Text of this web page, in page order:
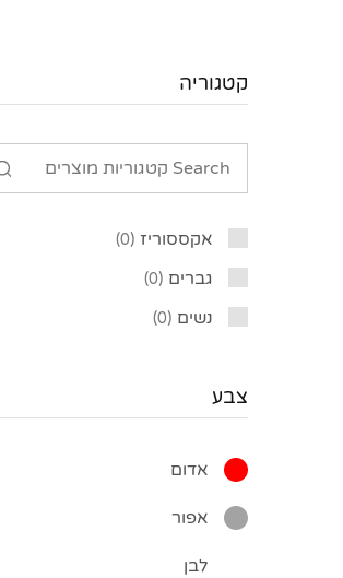
קטגוריה
אקססוריז 0
גברים 0
נשים 0
צבע
אדום
אפור
לבן